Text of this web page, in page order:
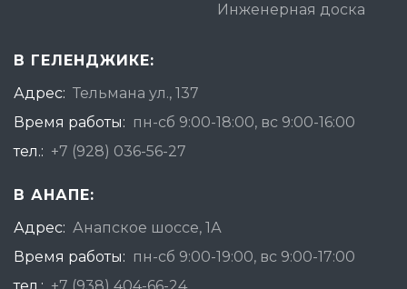
Инженерная доска
В ГЕЛЕНДЖИКЕ:
Адрес: Тельмана ул., 137
Время работы: пн-сб 9:00-18:00, вс 9:00-16:00
тел.: +7 (928) 036-56-27
В АНАПЕ:
Адрес: Анапское шоссе, 1А
Время работы: пн-сб 9:00-19:00, вс 9:00-17:00